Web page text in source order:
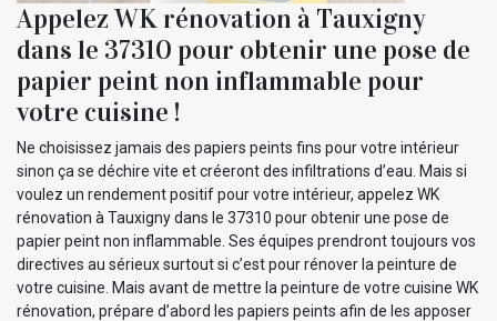
Appelez WK rénovation à Tauxigny
dans le 37310 pour obtenir une pose de
papier peint non inflammable pour
votre cuisine !
Ne choisissez jamais des papiers peints fins pour votre intérieur
sinon ça se déchire vite et créeront des infiltrations d’eau. Mais si
voulez un rendement positif pour votre intérieur, appelez WK
rénovation à Tauxigny dans le 37310 pour obtenir une pose de
papier peint non inflammable. Ses équipes prendront toujours vos
directives au sérieux surtout si c’est pour rénover la peinture de
votre cuisine. Mais avant de mettre la peinture de votre cuisine WK
rénovation, prépare d’abord les papiers peints afin de les apposer